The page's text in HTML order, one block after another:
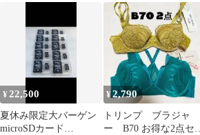
☆【携帯ケース付き】
¥ 22,500
夏休み限定大バーゲン
microSDカード
¥2,790
トリンプ ブラジャ
ー B70 お得な2点セッ